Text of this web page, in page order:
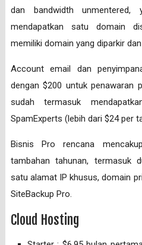
dan bandwidth unmentered,
mendapatkan satu domain
memiliki domain yang diparkir
Account email dan
dengan $200 untuk penawaran
sudah termasuk
SpamExperts (lebih dari $24 per
Bisnis Pro rencana
tambahan tahunan, termasuk
satu alamat IP khusus, domain
SiteBackup Pro.
Cloud Hosting